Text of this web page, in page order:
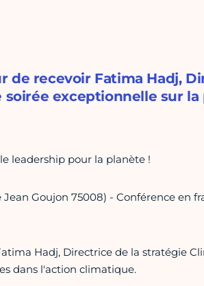
de recevoir Fatima Hadj,
exceptionnelle sur la
leadership pour la planète !
Jean Goujon 75008) - Conférence en
Hadj, Directrice de la stratégie
dans l'action climatique.